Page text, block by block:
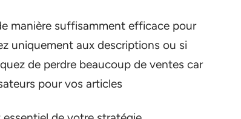
manière suffisamment efficace pour
uniquement aux descriptions ou si
de perdre beaucoup de ventes car
pour vos articles